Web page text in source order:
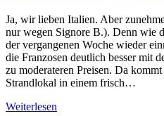
Ja, wir lieben Italien. Aber
nur wegen Signore B.). Denn wie
der vergangenen Woche wieder
die Franzosen deutlich besser mit
zu moderateren Preisen. Da
Strandlokal in einem frisch…
Weiterlesen